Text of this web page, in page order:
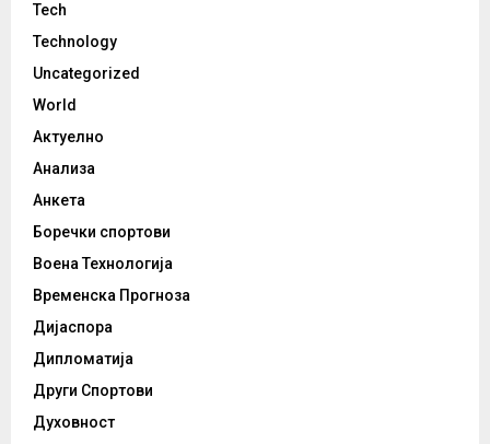
Tech
Technology
Uncategorized
World
Актуелно
Анализа
Анкета
Боречки спортови
Воена Технологија
Временска Прогноза
Дијаспора
Дипломатија
Други Спортови
Духовност